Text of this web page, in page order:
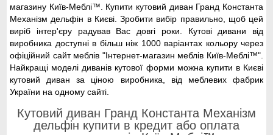
магазину Київ-Меблі™. Купити кутовий диван Гранд Константа
Механізм дельфін в Києві. Зробити вибір правильно, щоб цей
виріб інтер'єру радував Вас довгі роки. Кутові дивани від
виробника доступні в більш ніж 1000 варіантах кольору через
офіційний сайт меблів "Інтернет-магазин меблів Київ-Меблі™".
Найкращі моделі диванів кутової форми можна купити в Києві
кутовий диван за ціною виробника, від меблевих фабрик
України на одному сайті.
Кутовий диван Гранд Константа Механізм
дельфін купити в кредит або оплата